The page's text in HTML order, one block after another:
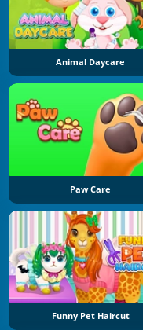
Animal Daycare
Paw Care
Funny Pet Haircut